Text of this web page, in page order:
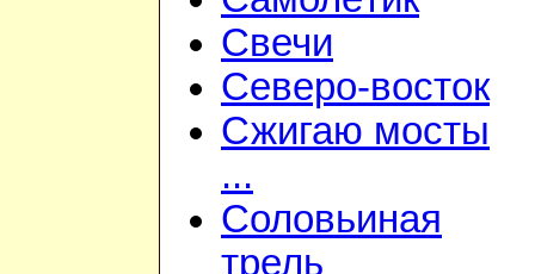
Свечи
Северо-восток
Сжигаю мосты
...
Соловьиная
трель